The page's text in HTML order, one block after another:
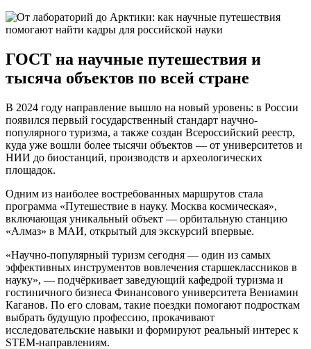
ГОСТ на научные путешествия и
тысяча объектов по всей стране
В 2024 году направление вышло на новый уровень: в России
появился первый государственный стандарт научно-
популярного туризма, а также создан Всероссийский реестр,
куда уже вошли более тысячи объектов — от университетов и
НИИ до биостанций, производств и археологических
площадок.
Одним из наиболее востребованных маршрутов стала
программа «Путешествие в науку. Москва космическая»,
включающая уникальный объект — орбитальную станцию
«Алмаз» в МАИ, открытый для экскурсий впервые.
«Научно-популярный туризм сегодня — один из самых
эффективных инструментов вовлечения старшеклассников в
науку», — подчёркивает заведующий кафедрой туризма и
гостиничного бизнеса Финансового университета Вениамин
Каганов. По его словам, такие поездки помогают подросткам
выбрать будущую профессию, прокачивают
исследовательские навыки и формируют реальный интерес к
STEM-направлениям.